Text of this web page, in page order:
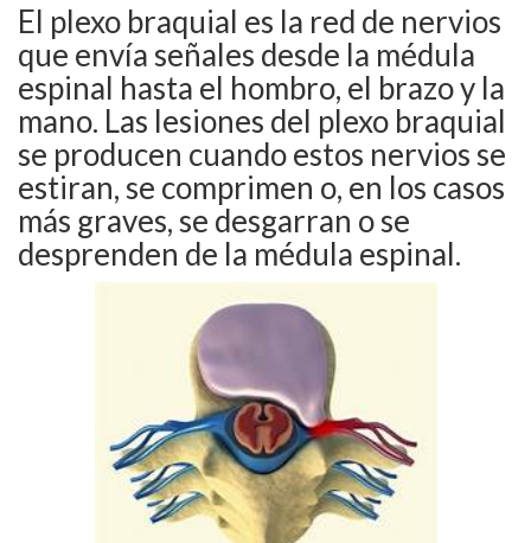
El plexo braquial es la red de nervios
que envía señales desde la médula
espinal hasta el hombro, el brazo y la
mano. Las lesiones del plexo braquial
se producen cuando estos nervios se
estiran, se comprimen o, en los casos
más graves, se desgarran o se
desprenden de la médula espinal.